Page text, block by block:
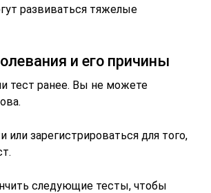
развиваться тяжелые
и его причины
тест ранее. Вы не можете
зарегистрироваться для того,
следующие тесты, чтобы